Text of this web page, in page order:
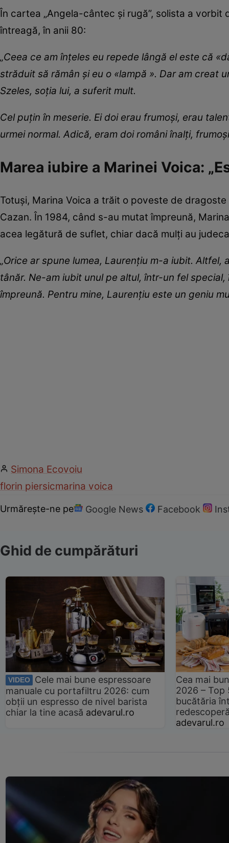
În cartea „Angela-cântec și rugă”, solista a
întreagă, în anii 80:
„Ceea ce am înţeles eu repede lângă el este că
străduit să rămân şi eu o «lampă ». Dar am creat
Szeles, soţia lui, a suferit mult.
Cel puţin în meserie. Ei doi erau frumoşi, erau
urmei normal. Adică, eram doi români înalţi,
Marea iubire a Marinei Voica:
Totuși, Marina Voica a trăit o poveste de
Cazan. În 1984, când s-au mutat împreună,
acea legătură de suflet, chiar dacă mulți au
„Orice ar spune lumea, Laurențiu m-a iubit.
tânăr. Ne-am iubit unul pe altul, într-un fel
împreună. Pentru mine, Laurențiu este un geniu
Simona Ecovoiu
florin piersicmarina voica
Urmărește-ne pe Google News Facebook
Ghid de cumpărături
VIDEO
Cele mai bune espressoare
manuale cu portafiltru 2026: cum
obții un espresso de nivel barista
chiar la tine acasă adevarul.ro
Cea mai
2026 –
bucătăria
adevarul.ro